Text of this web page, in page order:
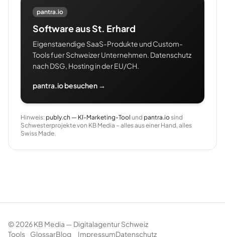
pantra.io
Software aus St. Erhard
Eigenstaendige SaaS-Produkte und Custom-
Tools fuer Schweizer Unternehmen. Datenschutz
nach DSG, Hosting in der EU/CH.
pantra.io besuchen →
Hinweis: publy.ch — KI-Marketing-Tool und pantra.iosind
Schwesterprojekte von KB Media – alles aus einer Hand, alles
Swiss Made.
© 2026KB Media — Digitalagentur Schweiz
Tools
GlossarBlog ImpressumDatenschutz